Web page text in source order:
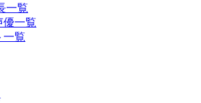
一覧
優一覧
一覧